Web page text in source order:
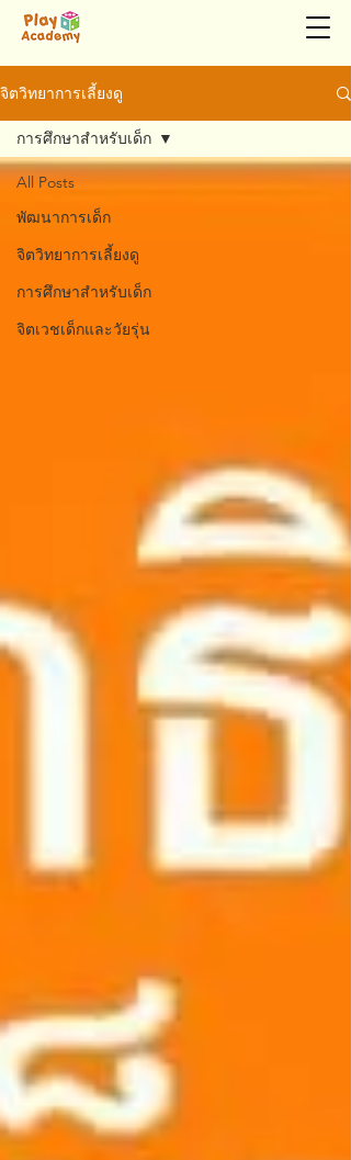
จิตวิทยาการเลี้ยงดู
All Posts
พัฒนาการเด็ก
จิตวิทยาการเลี้ยงดู
การศึกษาสำหรับเด็ก
จิตเวชเด็กและวัยรุ่น
การศึกษาสำหรับเด็ก